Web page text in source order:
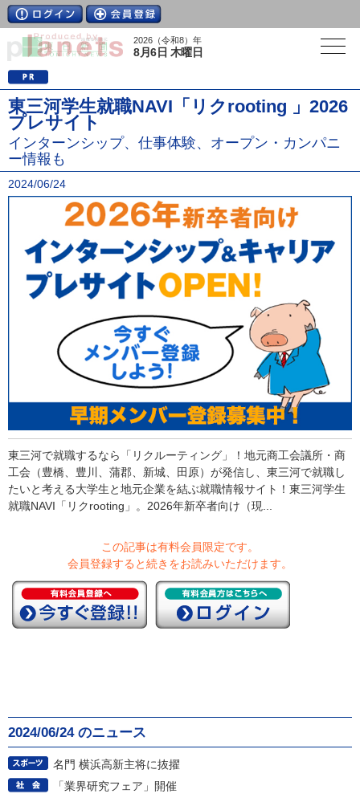
2026（令和8）年
8月6日 木曜日
東三河学生就職NAVI「リクrooting 」2026
プレサイト
インターンシップ、仕事体験、オープン・カンパニ
ー情報も
2024/06/24
東三河で就職するなら「リクルーティング」！地元商工会議所・商
工会（豊橋、豊川、蒲郡、新城、田原）が発信し、東三河で就職し
たいと考える大学生と地元企業を結ぶ就職情報サイト！東三河学生
就職NAVI「リクrooting」。2026年新卒者向け（現...
この記事は有料会員限定です。
会員登録すると続きをお読みいただけます。
2024/06/24 のニュース
名門 横浜高新主将に抜擢
「業界研究フェア」開催